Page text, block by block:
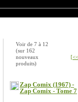
Voir de 7 à 12
(sur 162
nouveaux
produits)
Zap Comix (1967) -
Zap Comix - Tome 7